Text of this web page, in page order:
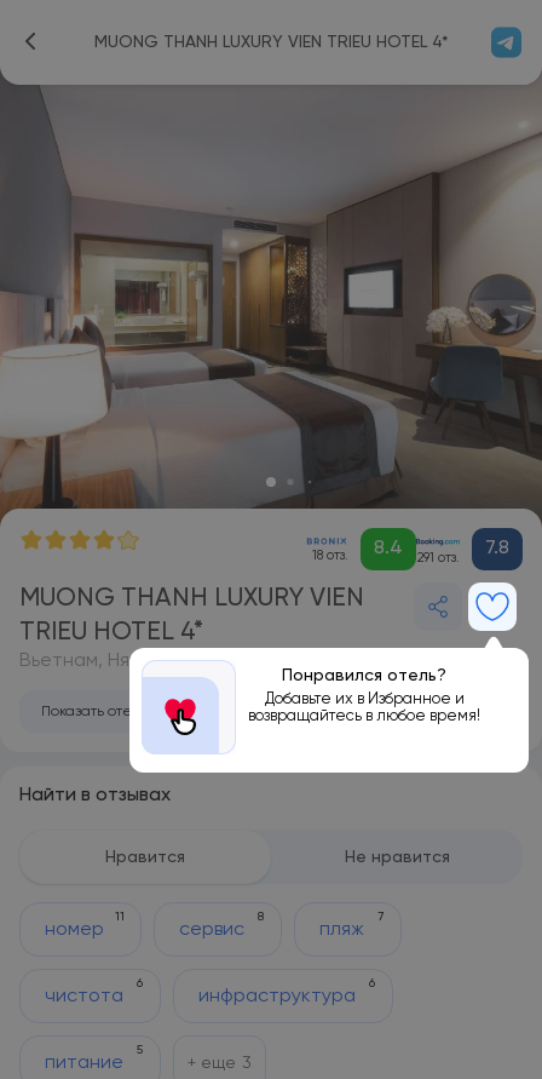
MUONG THANH LUXURY VIEN TRIEU HOTEL 4*
18 отз. 8.4 291 отз. 7.8
MUONG THANH LUXURY VIEN
TRIEU HOTEL 4*
Понравился отель?
Добавьте их в Избранное и
возвращайтесь в любое время!
Вьетнам, Нячанг
Показать отель на карте
Найти в отзывах
Нравится Не нравится
номер
11
сервис
8
пляж
7
чистота
6
инфраструктура
6
питание
5
+ еще 3